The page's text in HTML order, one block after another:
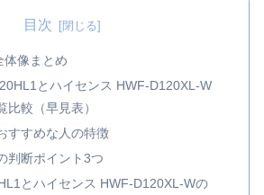
目次
体像まとめ
とハイセンス HWF-D120XL-W
比較（早見表）
すすめな人の特徴
判断ポイント3つ
とハイセンス HWF-D120XL-Wの